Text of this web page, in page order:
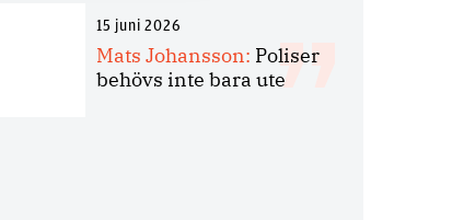
15 juni 2026
Mats Johansson: Poliser
behövs inte bara ute